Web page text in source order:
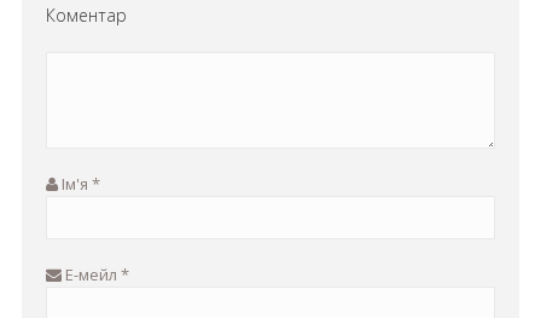
Коментар
Ім'я *
Е-мейл *